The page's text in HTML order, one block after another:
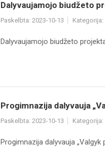
Dalyvaujamojo biudžeto
Paskelbta: 2023-10-13 Kategorija:
Dalyvaujamojo biudžeto
Progimnazija dalyvauja
Paskelbta: 2023-10-13 Kategorija:
Progimnazija dalyvauja